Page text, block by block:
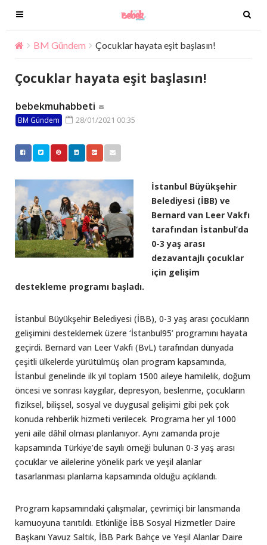
T
o
g
g
l
e
n
a
v
i
t
i
o
n
T
o
g
o
n
BM Gündem Çocuklar hayata eşit başlasın!
Çocuklar hayata eşit başlasın!
bebekmuhabbeti
BM Gündem 28/01/2021 00:35
İstanbul Büyükşehir
Belediyesi (İBB) ve
Bernard van Leer Vakfı
tarafından İstanbul’da
0-3 yaş arası
dezavantajlı çocuklar
için gelişim
destekleme programı başladı.
İstanbul Büyükşehir Belediyesi (İBB), 0-3 yaş arası çocukların
gelişimini desteklemek üzere ‘İstanbul95’ programını hayata
geçirdi. Bernard van Leer Vakfı (BvL) tarafından dünyada
çeşitli ülkelerde yürütülmüş olan program kapsamında,
İstanbul genelinde ilk yıl toplam 1500 aileye hamilelik, doğum
öncesi ve sonrası kaygılar, depresyon, beslenme, çocukların
fiziksel, bilişsel, sosyal ve duygusal gelişimi gibi pek çok
konuda rehberlik hizmeti verilecek. Programa her yıl 1000
yeni aile dâhil olması planlanıyor. Aynı zamanda proje
kapsamında Türkiye’de sayılı örneği bulunan 0-3 yaş arası
çocuklar ve ailelerine yönelik park ve yeşil alanlar
tasarlanması planlama kapsamında olduğu açıklandı.
Program kapsamındaki çalışmalar, çevrimiçi bir lansmanda
kamuoyuna tanıtıldı. Etkinliğe İBB Sosyal Hizmetler Daire
Başkanı Yavuz Saltık, İBB Park Bahçe ve Yeşil Alanlar Daire